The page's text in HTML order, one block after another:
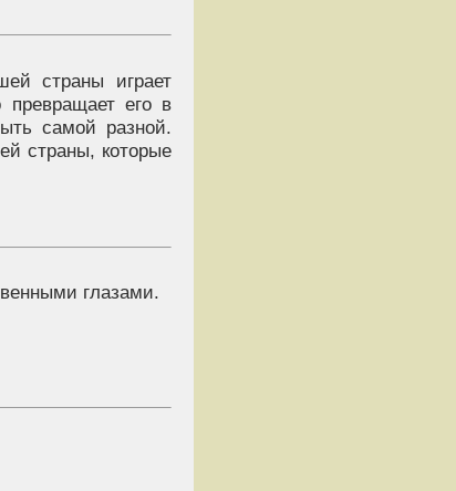
страны играет
превращает его в
самой разной.
страны, которые
глазами.